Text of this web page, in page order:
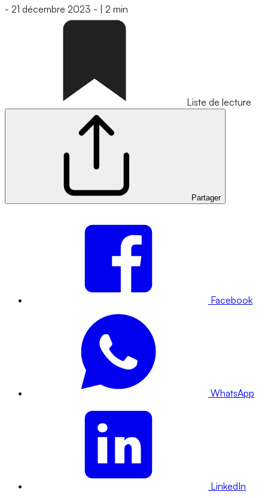
- 21 décembre 2023 - 2 min
Liste de lecture
Partager
Facebook
WhatsApp
LinkedIn